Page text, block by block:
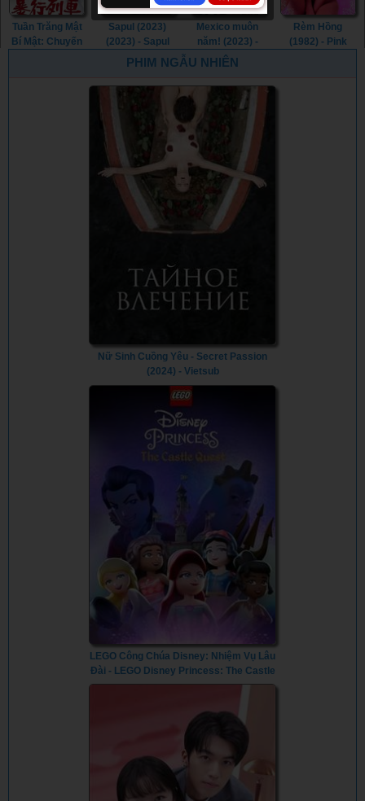
Tuần Trăng Mật
Bí Mật: Chuyến
Sapul (2023)
(2023) - Sapul
(2023) (2023)
Mexico muôn
năm! (2023) -
¡Que Viva
Rèm Hồng
(1982) - Pink
PHIM NGẪU NHIÊN
Nữ Sinh Cuồng Yêu - Secret Passion
(2024) - Vietsub
LEGO Công Chúa Disney: Nhiệm Vụ Lâu
Đài - LEGO Disney Princess: The Castle
Quest (2023) - Vietsub